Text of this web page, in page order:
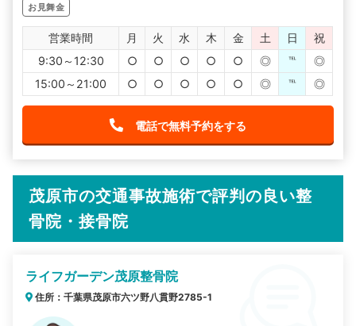
お見舞金
営業時間 月 火 水 木 金 土 日
祝
9:30～12:30
○ ○ ○ ○ ○ ◎ ℡
◎
15:00～21:00
○ ○ ○ ○ ○ ◎ ℡ ◎
電話で無料予約をする
茂原市の交通事故施術で評判の良い整
骨院・接骨院
ライフガーデン茂原整骨院
住所：千葉県茂原市六ツ野八貫野2785-1